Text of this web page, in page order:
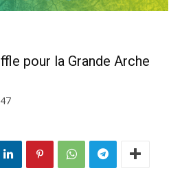
pour la Grande Arche